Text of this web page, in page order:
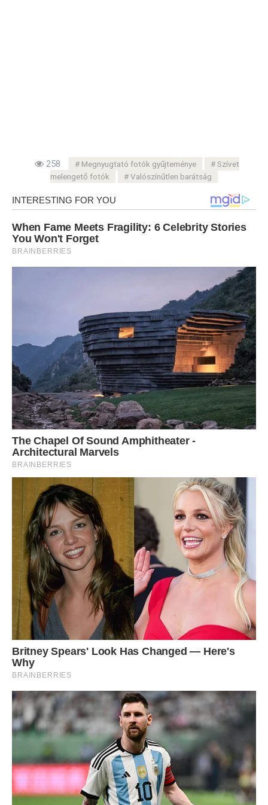
258 Megnyugtató fotók gyűjteménye
Szívet
melengető fotók
Valószínűtlen barátság